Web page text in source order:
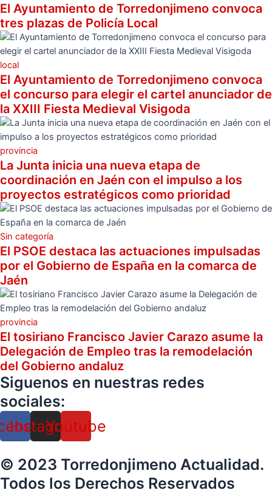
El Ayuntamiento de Torredonjimeno convoca
tres plazas de Policía Local
local
El Ayuntamiento de Torredonjimeno convoca
el concurso para elegir el cartel anunciador de
la XXIII Fiesta Medieval Visigoda
provincia
La Junta inicia una nueva etapa de
coordinación en Jaén con el impulso a los
proyectos estratégicos como prioridad
Sin categoría
El PSOE destaca las actuaciones impulsadas
por el Gobierno de España en la comarca de
Jaén
provincia
El tosiriano Francisco Javier Carazo asume la
Delegación de Empleo tras la remodelación
del Gobierno andaluz
Siguenos en nuestras redes
sociales:
Instagram
Youtube
© 2023 Torredonjimeno Actualidad.
Todos los Derechos Reservados